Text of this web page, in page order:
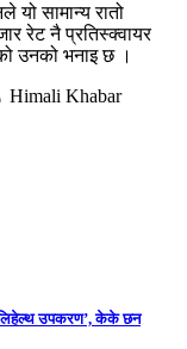
यो सामान्य रातो
रेट नै प्रतिस्क्वायर
उनको भनाइ छ ।
Himali Khabar
उपकरण’, केके छन